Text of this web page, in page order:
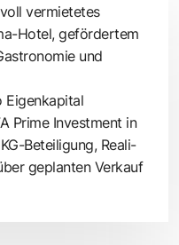
vermietetes
Hotel, gefördertem
und
­Eigenkapital
­Prime Investment in
Beteiligung, Reali­
­geplanten Verkauf